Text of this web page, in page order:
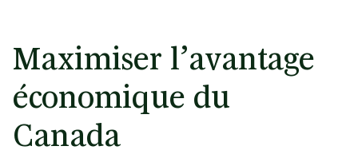
Maximiser l’avantage
économique du
Canada